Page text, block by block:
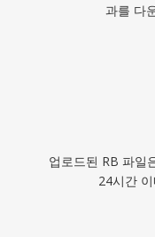
과를 다
업로드된 RB 파일
24시간